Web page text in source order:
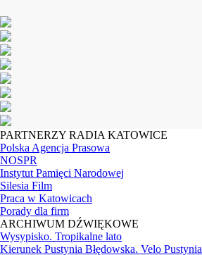
PARTNERZY RADIA KATOWICE
Polska Agencja Prasowa
NOSPR
Instytut Pamięci Narodowej
Silesia Film
Praca w Katowicach
Porady dla firm
ARCHIWUM DŹWIĘKOWE
Wysypisko. Tropikalne lato
Kierunek Pustynia Błędowska. Velo Pustynia